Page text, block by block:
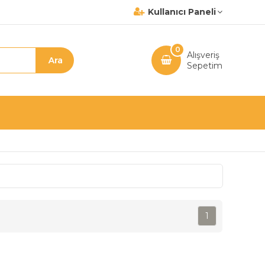
Kullanıcı Paneli
Alışveriş
Sepetim
0
1